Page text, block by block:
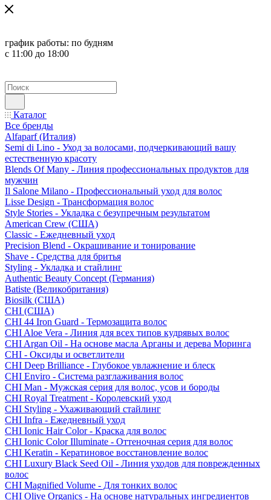
график работы: по будням
с 11:00 до 18:00
Каталог
Все бренды
Alfaparf (Италия)
Semi di Lino - Уход за волосами, подчеркивающий вашу
естественную красоту
Blends Of Many - Линия профессиональных продуктов для
мужчин
Il Salone Milano - Профессиональный уход для волос
Lisse Design - Трансформация волос
Style Stories - Укладка с безупречным результатом
American Crew (США)
Classic - Ежедневный уход
Precision Blend - Окрашивание и тонирование
Shave - Средства для бритья
Styling - Укладка и стайлинг
Authentic Beauty Concept (Германия)
Batiste (Великобритания)
Biosilk (США)
CHI (США)
CHI 44 Iron Guard - Термозащита волос
CHI Aloe Vera - Линия для всех типов кудрявых волос
CHI Argan Oil - На основе масла Арганы и дерева Моринга
CHI - Оксиды и осветлители
CHI Deep Brilliance - Глубокое увлажнение и блеск
CHI Enviro - Система разглаживания волос
CHI Man - Мужская серия для волос, усов и бороды
CHI Royal Treatment - Королевский уход
CHI Styling - Ухаживающий стайлинг
CHI Infra - Ежедневный уход
CHI Ionic Hair Color - Краска для волос
CHI Ionic Color Illuminate - Оттеночная серия для волос
CHI Keratin - Кератиновое восстановление волос
CHI Luxury Black Seed Oil - Линия уходов для поврежденных
волос
CHI Magnified Volume - Для тонких волос
CHI Olive Organics - На основе натуральных ингредиентов